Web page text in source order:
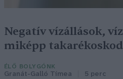
Negatív vízállások,
miképp
ÉLŐ BOLYGÓNK
Granát-Galló Tímea 5 perc